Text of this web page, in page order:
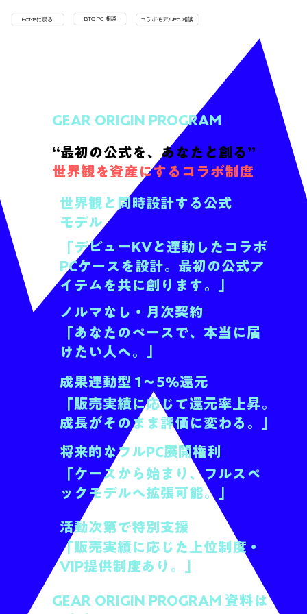
HOMEに戻る BTO PC 相談 コラボモデルPC 相談
GEAR ORIGIN PROGRAM
“最初の公式を、あなたと創る”
世界観を資産にするコラボ制度
世界観と同時設計する公式
モデル
「デビューKVと連動したコラボ
PCケースを設計。最初の公式ア
イテムを共に創ります。」
ノルマなし・月次契約
「あなたのペースで、本当に届
けたい人へ。」
成果連動型 1〜5％還元
「販売実績に応じて還元率上昇。
成長がそのまま評価に変わる。」
将来的なフルPC展開権利
「ケースから始まり、フルスペ
ックモデルへ拡張可能。」
活動次第で特別支援
「販売実績に応じた上位制度・
VIP提供制度あり。」
GEAR ORIGIN PROGRAM 資料は